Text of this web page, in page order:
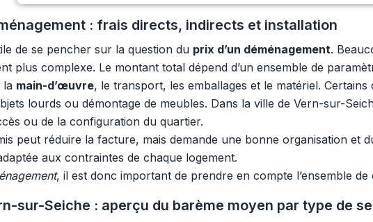
: frais directs, indirects et installation
de se pencher sur la question du prix d’un déménagement.
plus complexe. Le montant total dépend d’un ensemble de
main-d’œuvre, le transport, les emballages et le matériel.
lourds ou démontage de meubles. Dans la ville de Vern-sur-
ou de la configuration du quartier.
peut réduire la facture, mais demande une bonne organisation et
aux contraintes de chaque logement.
, il est donc important de prendre en compte l’ensemble
sur-Seiche : aperçu du barème moyen par type de